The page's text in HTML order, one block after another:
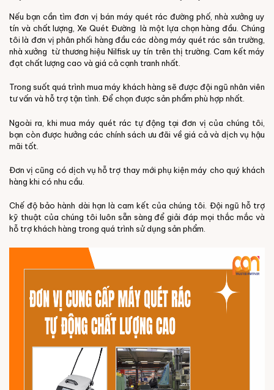
Nếu bạn cần tìm đơn vị bán máy quét rác đường phố, nhà xưởng uy
tín và chất lượng, Xe Quét Đường là một lựa chọn hàng đầu. Chúng
tôi là đơn vị phân phối hàng đầu các dòng máy quét rác sân trường,
nhà xưởng từ thương hiệu Nilfisk uy tín trên thị trường. Cam kết máy
đạt chất lượng cao và giá cả cạnh tranh nhất.
Trong suốt quá trình mua máy khách hàng sẽ được đội ngũ nhân viên
tư vấn và hỗ trợ tận tình. Để chọn được sản phẩm phù hợp nhất.
Ngoài ra, khi mua máy quét rác tự động tại đơn vị của chúng tôi,
bạn còn được hưởng các chính sách ưu đãi về giá cả và dịch vụ hậu
mãi tốt.
Đơn vị cũng có dịch vụ hỗ trợ thay mới phụ kiện máy cho quý khách
hàng khi có nhu cầu.
Chế độ bảo hành dài hạn là cam kết của chúng tôi. Đội ngũ hỗ trợ
kỹ thuật của chúng tôi luôn sẵn sàng để giải đáp mọi thắc mắc và
hỗ trợ khách hàng trong quá trình sử dụng sản phẩm.